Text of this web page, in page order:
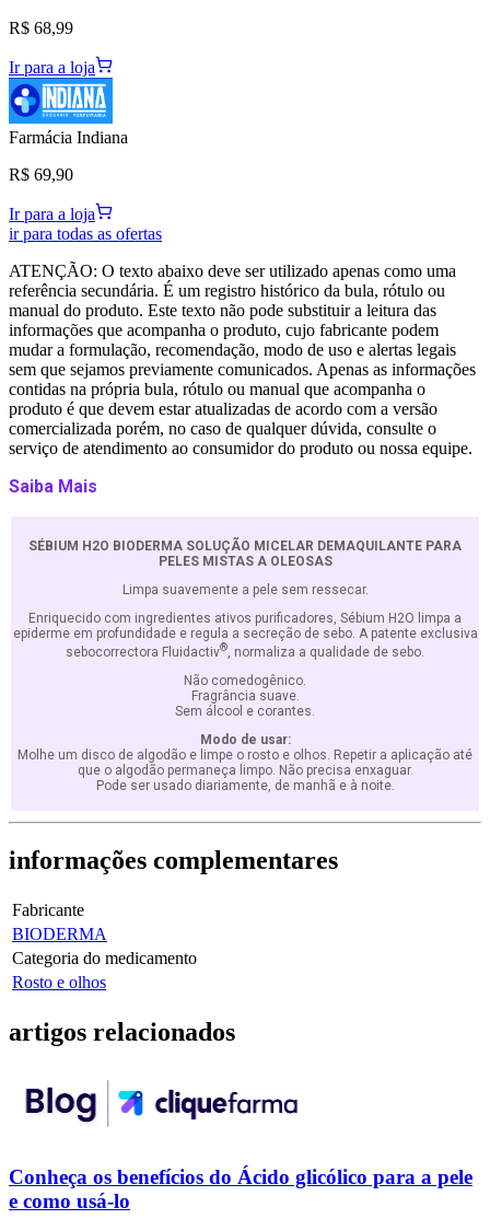
R$ 68,99
Ir para a loja
Farmácia Indiana
R$ 69,90
Ir para a loja
ir para todas as ofertas
ATENÇÃO: O texto abaixo deve ser utilizado apenas como uma
referência secundária. É um registro histórico da bula, rótulo ou
manual do produto. Este texto não pode substituir a leitura das
informações que acompanha o produto, cujo fabricante podem
mudar a formulação, recomendação, modo de uso e alertas legais
sem que sejamos previamente comunicados. Apenas as informações
contidas na própria bula, rótulo ou manual que acompanha o
produto é que devem estar atualizadas de acordo com a versão
comercializada porém, no caso de qualquer dúvida, consulte o
serviço de atendimento ao consumidor do produto ou nossa equipe.
Saiba Mais
SÉBIUM H2O BIODERMA SOLUÇÃO MICELAR DEMAQUILANTE PARA
PELES MISTAS A OLEOSAS
Limpa suavemente a pele sem ressecar.
Enriquecido com ingredientes ativos purificadores, Sébium H2O limpa a
epiderme em profundidade e regula a secreção de sebo. A patente exclusiva
sebocorrectora Fluidactiv®, normaliza a qualidade de sebo.
Não comedogênico.
Fragrância suave.
Sem álcool e corantes.
Modo de usar:
Molhe um disco de algodão e limpe o rosto e olhos. Repetir a aplicação até
que o algodão permaneça limpo. Não precisa enxaguar.
Pode ser usado diariamente, de manhã e à noite.
informações complementares
Fabricante
BIODERMA
Categoria do medicamento
Rosto e olhos
artigos relacionados
Conheça os benefícios do Ácido glicólico para a pele
e como usá-lo